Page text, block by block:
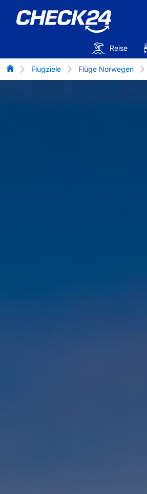
Reise
Flug-Vergleich
Flugziele Flüge Norwegen